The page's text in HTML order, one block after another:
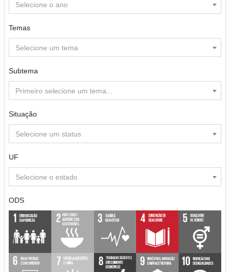
Selecione o ano
Temas
Selecione um tema
Subtema
Primeiro selecione um tema...
Situação
Selecione um status
UF
Selecione o estado
ODS